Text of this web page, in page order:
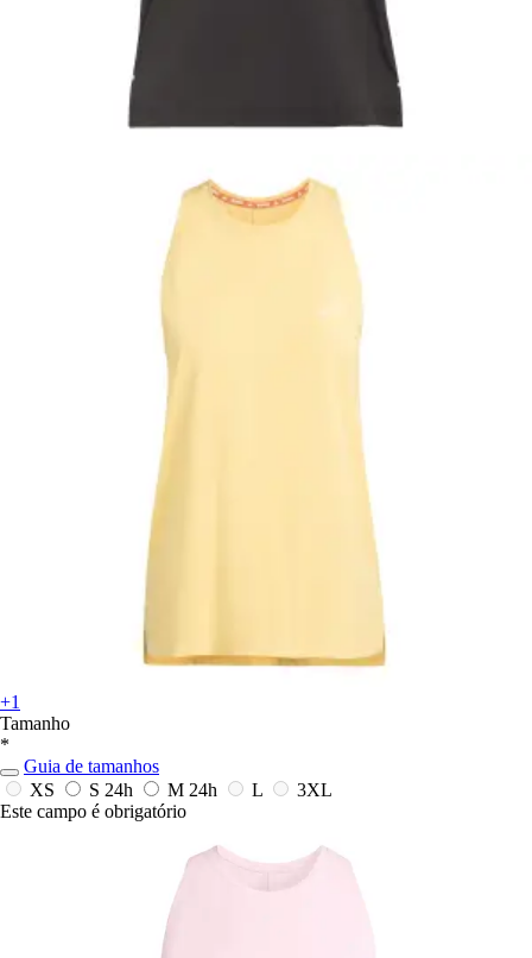
+1
Tamanho
*
Guia de tamanhos
XS
S 24h M 24h L
3XL
Este campo é obrigatório